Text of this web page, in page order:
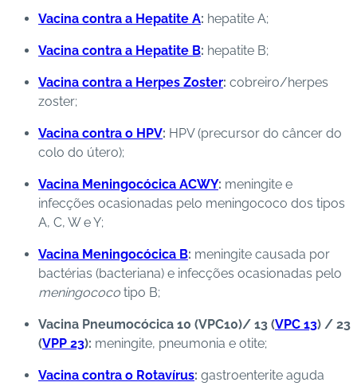
Vacina contra a Hepatite A: hepatite A;
Vacina contra a Hepatite B: hepatite B;
Vacina contra a Herpes Zoster: cobreiro/herpes
zoster;
Vacina contra o HPV: HPV (precursor do câncer do
colo do útero);
Vacina Meningocócica ACWY: meningite e
infecções ocasionadas pelo meningococo dos tipos
A, C, W e Y;
Vacina Meningocócica B: meningite causada por
bactérias (bacteriana) e infecções ocasionadas pelo
meningococo tipo B;
Vacina Pneumocócica 10 (VPC10)/ 13 (VPC 13) / 23
(VPP 23): meningite, pneumonia e otite;
Vacina contra o Rotavírus: gastroenterite aguda